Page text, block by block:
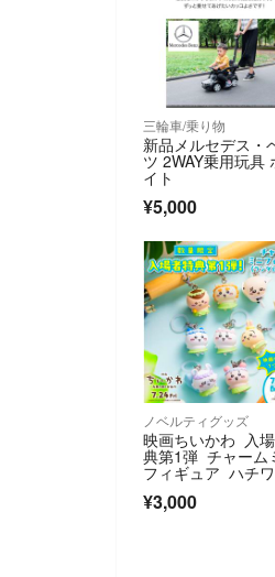
三輪車/乗り物
新品メルセデス・
ツ 2WAY乗用玩具
イト
¥5,000
ノベルティグッズ
映画ちいかわ 入
典第1弾 チャーム
フィギュア ハチ
¥3,000